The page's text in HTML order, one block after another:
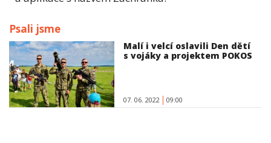
Psali jsme
Malí i velcí oslavili Den dětí
s vojáky a projektem POKOS
07. 06. 2022 09:00